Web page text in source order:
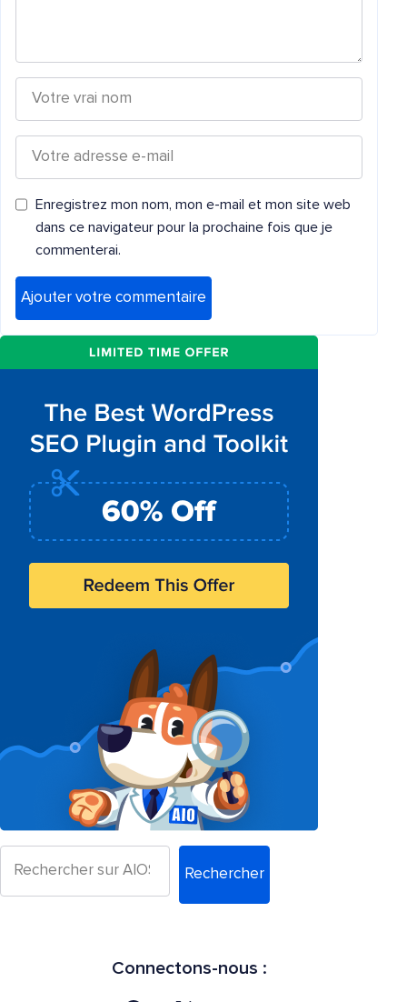
Enregistrez mon nom, mon e-mail et mon site web
dans ce navigateur pour la prochaine fois que je
commenterai.
Rechercher
Connectons-nous :